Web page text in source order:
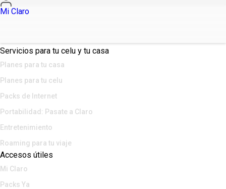
Mi Claro
Servicios para tu celu y tu casa
Planes para tu casa
Planes para tu celu
Packs de Internet
Portabilidad: Pasate a Claro
Entretenimiento
Roaming para tu viaje
Accesos útiles
Mi Claro
Packs Ya